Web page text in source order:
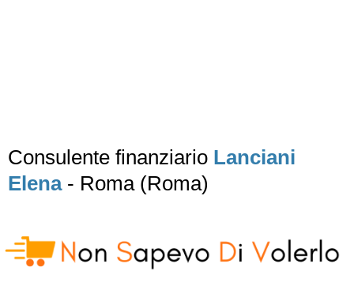
Consulente finanziario Lanciani
Elena- Roma (Roma)